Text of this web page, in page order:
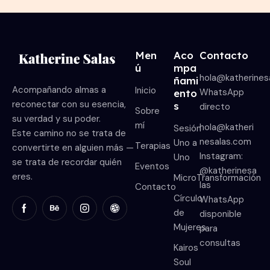
Acompañando almas a
reconectar con su esencia,
su verdad y su poder.
Este camino no se trata de
convertirte en alguien más —
se trata de recordar quién
eres.
Men
ú
Inicio
Sobre
mí
Terapias
Eventos
Contacto
Aco
mpa
ñami
ento
s
Sesión
Uno a
Uno
MicroTransformación
Círculo
de
Mujeres
Kairos
Soul
Contacto
WhatsApp
directo
hola@katheri
nesalas.com
Instagram:
@katherinesa
las
WhatsApp
disponible
para
consultas